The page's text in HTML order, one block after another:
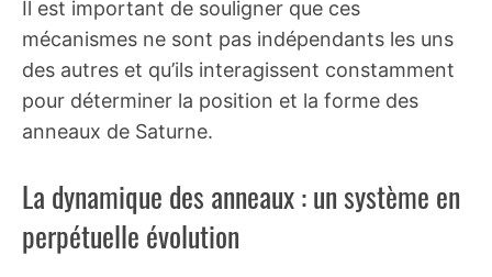
Il est important de souligner que ces
mécanismes ne sont pas indépendants les uns
des autres et qu’ils interagissent constamment
pour déterminer la position et la forme des
anneaux de Saturne.
La dynamique des anneaux : un système en
perpétuelle évolution